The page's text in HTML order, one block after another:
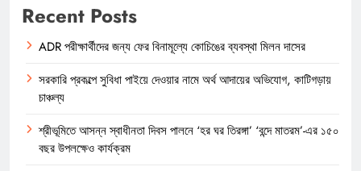
Recent Posts
ADR পরীক্ষার্থীদের জন্য ফের বিনামূল্যে কোচিঙের ব্যবস্থা মিলন দাসের
সরকারি প্রকল্পে সুবিধা পাইয়ে দেওয়ার নামে অর্থ আদায়ের অভিযোগ, কাটিগড়ায়
চাঞ্চল্য
শ্রীভূমিতে আসন্ন স্বাধীনতা দিবস পালনে ‘হর ঘর তিরঙ্গা’ ‘বন্দে মাতরম’-এর ১৫০
বছর উপলক্ষেও কার্যক্রম